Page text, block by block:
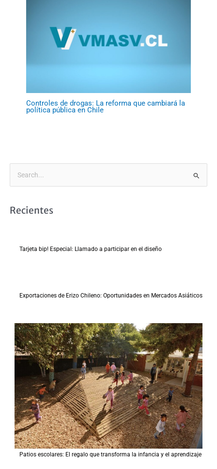
Controles de drogas: La reforma que cambiará la
política pública en Chile
cRecientes
Tarjeta bip! Especial: Llamado a participar en el diseño
Exportaciones de Erizo Chileno: Oportunidades en Mercados Asiáticos
Patios escolares: El regalo que transforma la infancia y el aprendizaje